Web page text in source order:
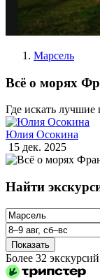
Марсель
Всё о морях
Где искать
Юлия Осокина
15 дек. 2025
Найти
Показать
Более 32